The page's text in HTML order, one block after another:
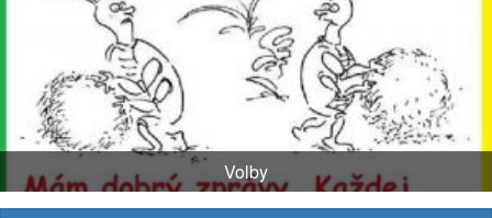
Volby